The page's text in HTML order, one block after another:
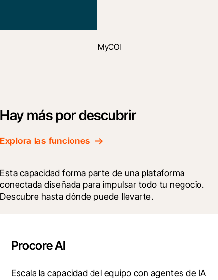
MyCOI
Hay más por descubrir
Explora las funciones
Esta capacidad forma parte de una plataforma
conectada diseñada para impulsar todo tu negocio.
Descubre hasta dónde puede llevarte.
Procore AI
Escala la capacidad del equipo con agentes de IA